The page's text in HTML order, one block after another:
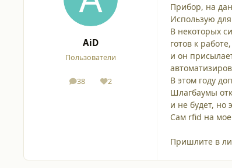
AiD
Пользователи
38
сообщения
2
Репутация
Прибор, на
Использую
В некоторых
готов к
и он
В этом году
Шлагбаумы
и не будет, но
Сам rfid на
Пришлите в